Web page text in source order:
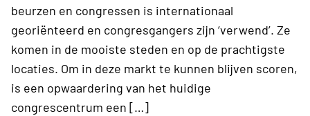
beurzen en congressen is internationaal
georiënteerd en congresgangers zijn ‘verwend’. Ze
komen in de mooiste steden en op de prachtigste
locaties. Om in deze markt te kunnen blijven scoren,
is een opwaardering van het huidige
congrescentrum een […]